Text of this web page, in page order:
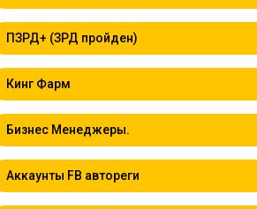
ПЗРД+ (ЗРД пройден)
Кинг Фарм
Бизнес Менеджеры.
Аккаунты FB автореги